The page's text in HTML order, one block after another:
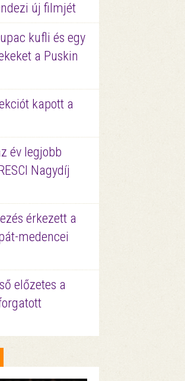
új filmjét
kufli és egy
a Puskin
kapott a
év legjobb
Nagydíj
érkezett a
medencei
előzetes a